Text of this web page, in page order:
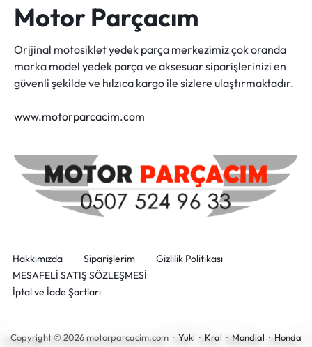
Motor Parçacım
Orijinal motosiklet yedek parça merkezimiz çok oranda
marka model yedek parça ve aksesuar siparişlerinizi en
güvenli şekilde ve hılzıca kargo ile sizlere ulaştırmaktadır.
www.motorparcacim.com
Hakkımızda Siparişlerim
Gizlilik Politikası
MESAFELİ SATIŞ SÖZLEŞMESİ
İptal ve İade Şartları
Copyright © 2026 motorparcacim.com · Yuki · Kral · Mondial · Honda